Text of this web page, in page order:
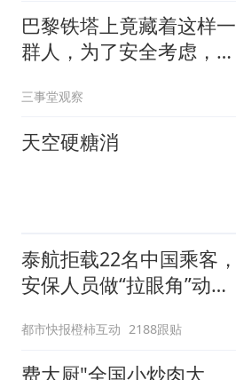
巴黎铁塔上竟藏着这样一
群人，为了安全考虑，原
三事堂观察
天空硬糖消
泰航拒载22名中国乘客，
安保人员做“拉眼角”动
拒绝登机决定由航司作
出；亲历者：曾承诺免费
都市快报橙柿互动 2188跟贴
费大厨"全国小炒肉大